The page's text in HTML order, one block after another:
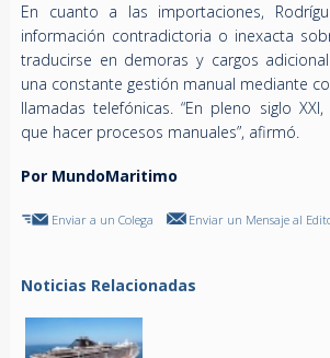
En cuanto a las importaciones,
información contradictoria o inexacta
traducirse en demoras y cargos
una constante gestión manual mediante
llamadas telefónicas. “En pleno siglo
que hacer procesos manuales”, afirmó.
Por MundoMaritimo
Enviar a un Colega Enviar un Mensaje al
Noticias Relacionadas